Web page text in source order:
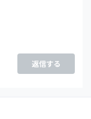
返信する